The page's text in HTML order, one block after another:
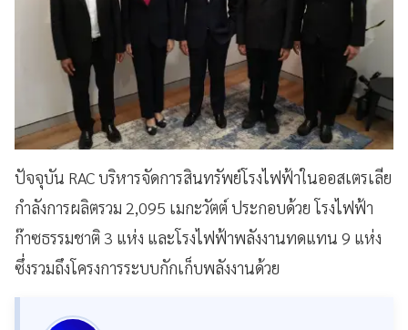
ปัจจุบัน RAC บริหารจัดการสินทรัพย์โรงไฟฟ้าในออสเตรเลีย
กำลังการผลิตรวม 2,095 เมกะวัตต์ ประกอบด้วย โรงไฟฟ้า
ก๊าซธรรมชาติ 3 แห่ง และโรงไฟฟ้าพลังงานทดแทน 9 แห่ง
ซึ่งรวมถึงโครงการระบบกักเก็บพลังงานด้วย